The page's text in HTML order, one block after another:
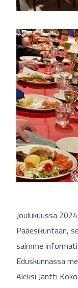
Joulukuussa
Pääesikuntaan,
saimme
Eduskunnassa
Aleksi Jäntti